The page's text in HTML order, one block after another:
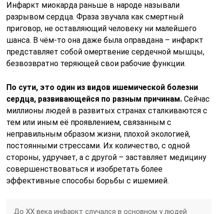
Инфаркт миокарда раньше в народе называли
разрывом сердца. Фраза звучала как смертный
приговор, не оставляющий человеку ни малейшего
шанса. В чём-то она даже была оправдана – инфаркт
представляет собой омертвение сердечной мышцы,
безвозвратно теряющей свои рабочие функции.
По сути, это один из видов ишемической болезни
сердца, развивающейся по разным причинам. Сейчас
миллионы людей в развитых странах сталкиваются с
тем или иным её проявлением, связанным с
неправильным образом жизни, плохой экологией,
постоянными стрессами. Их количество, с одной
стороны, удручает, а с другой – заставляет медицину
совершенствоваться и изобретать более
эффективные способы борьбы с ишемией.
До ХХ века инфаркт случался в основном у людей